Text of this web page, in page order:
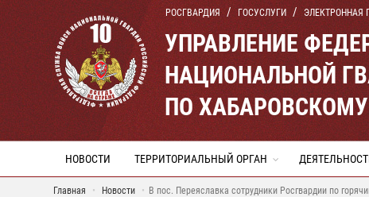
РОСГВАРДИЯ ГОСУСЛУГИ ЭЛЕКТРОННАЯ
УПРАВЛЕНИЕ
НАЦИОНАЛЬНОЙ
ПО
НОВОСТИ ТЕРРИТОРИАЛЬНЫЙ ОРГАН
Главная Новости В пос. Переяславка сотрудники Росгвардии по